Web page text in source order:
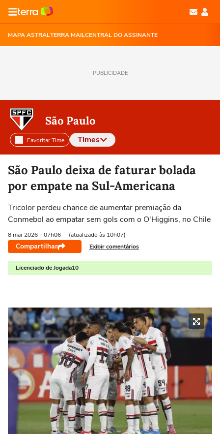
MAPA ASTRALTERRA MAILCENTRAL DO ASSINANTE
PUBLICIDADE
São Paulo
Favoritar Time Times
Selecione o time para ver as notícias
São Paulo deixa de faturar bolada
por empate na Sul-Americana
Tricolor perdeu chance de aumentar premiação da
Conmebol ao empatar sem gols com o O'Higgins, no Chile
8 mai 2026 - 07h06 (atualizado às 10h07)
Compartilhar Exibir comentários
Licenciado de Jogada10